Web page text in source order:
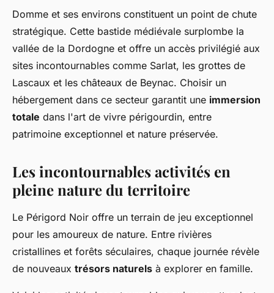
Domme et ses environs constituent un point de chute
stratégique. Cette bastide médiévale surplombe la
vallée de la Dordogne et offre un accès privilégié aux
sites incontournables comme Sarlat, les grottes de
Lascaux et les châteaux de Beynac. Choisir un
hébergement dans ce secteur garantit une immersion
totale dans l'art de vivre périgourdin, entre
patrimoine exceptionnel et nature préservée.
Les incontournables activités en
pleine nature du territoire
Le Périgord Noir offre un terrain de jeu exceptionnel
pour les amoureux de nature. Entre rivières
cristallines et forêts séculaires, chaque journée révèle
de nouveaux trésors naturels à explorer en famille.